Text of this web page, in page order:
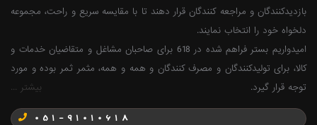
بازدیدکنندگان و مراجعه کنندگان قرار دهند تا با مقایسه سریع و راحت، مجموعه
دلخواه خود را انتخاب نمایند.
امیدواریم بستر فراهم شده در 618 برای صاحبان مشاغل و متقاضیان خدمات و
کالا، برای تولیدکنندگان و مصرف کنندگان و همه و همه، مثمر ثمر بوده و مورد
توجه قرار گیرد.
بیشتر ...
051-91010618